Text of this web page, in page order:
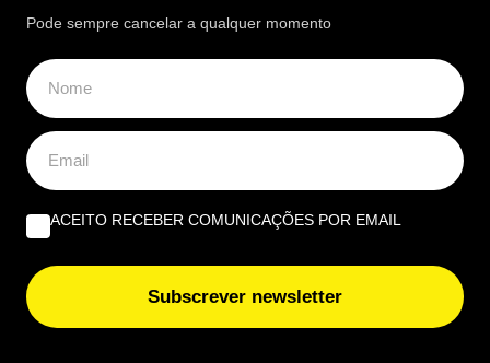
Malas com este acessório podem falhar a leitura
da informação necessária e ter de ser revistas por
carregamento no porão
Pode sempre cancelar a qualquer momento
ACEITO RECEBER COMUNICAÇÕES POR EMAIL
Subscrever newsletter